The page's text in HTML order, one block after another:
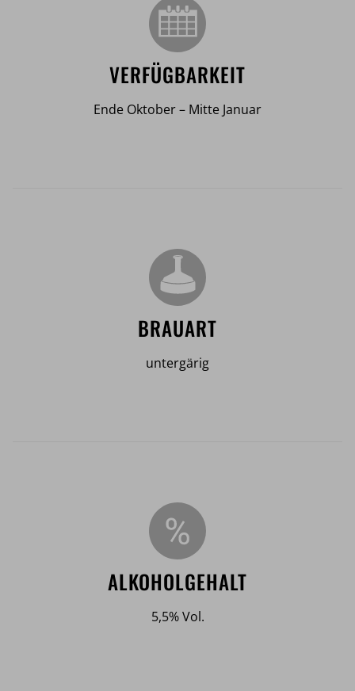
VERFÜGBARKEIT
Ende Oktober – Mitte Januar
BRAUART
untergärig
ALKOHOLGEHALT
5,5% Vol.